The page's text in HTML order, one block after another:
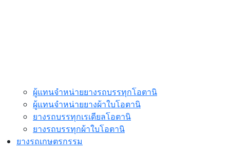
ผู้แทนจำหน่ายยางรถบรรทุกโอตานิ
ผู้แทนจำหน่ายยางผ้าใบโอตานิ
ยางรถบรรทุกเรเดียลโอตานิ
ยางรถบรรทุกผ้าใบโอตานิ
ยางรถเกษตรกรรม